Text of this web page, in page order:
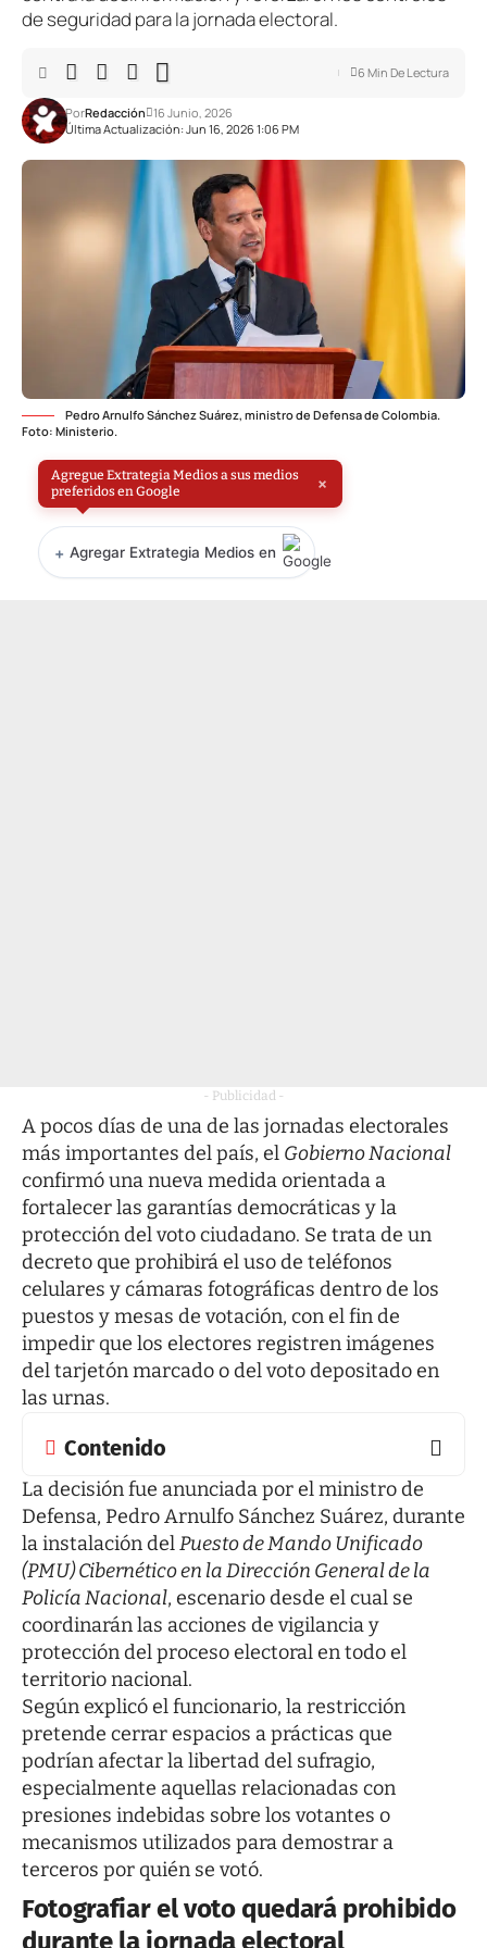
de seguridad para la jornada electoral.
Última Actualización: Jun 16, 2026 1:06 PM
PorRedacción 16 Junio, 2026
6 Min De Lectura
Pedro Arnulfo Sánchez Suárez, ministro de Defensa de Colombia.
Foto: Ministerio.
Agregue Extrategia Medios a sus medios
preferidos en Google
×
+ Agregar Extrategia Medios en
- Publicidad -
A pocos días de una de las jornadas electorales
más importantes del país, el Gobierno Nacional
confirmó una nueva medida orientada a
fortalecer las garantías democráticas y la
protección del voto ciudadano. Se trata de un
decreto que prohibirá el uso de teléfonos
celulares y cámaras fotográficas dentro de los
puestos y mesas de votación, con el fin de
impedir que los electores registren imágenes
del tarjetón marcado o del voto depositado en
las urnas.
Contenido
La decisión fue anunciada por el ministro de
Defensa, Pedro Arnulfo Sánchez Suárez, durante
la instalación delPuesto de Mando Unificado
(PMU) Cibernético en la Dirección General de la
Policía Nacional, escenario desde el cual se
coordinarán las acciones de vigilancia y
protección del proceso electoral en todo el
territorio nacional.
Según explicó el funcionario, la restricción
pretende cerrar espacios a prácticas que
podrían afectar la libertad del sufragio,
especialmente aquellas relacionadas con
presiones indebidas sobre los votantes o
mecanismos utilizados para demostrar a
terceros por quién se votó.
Fotografiar el voto quedará prohibido
durante la jornada electoral